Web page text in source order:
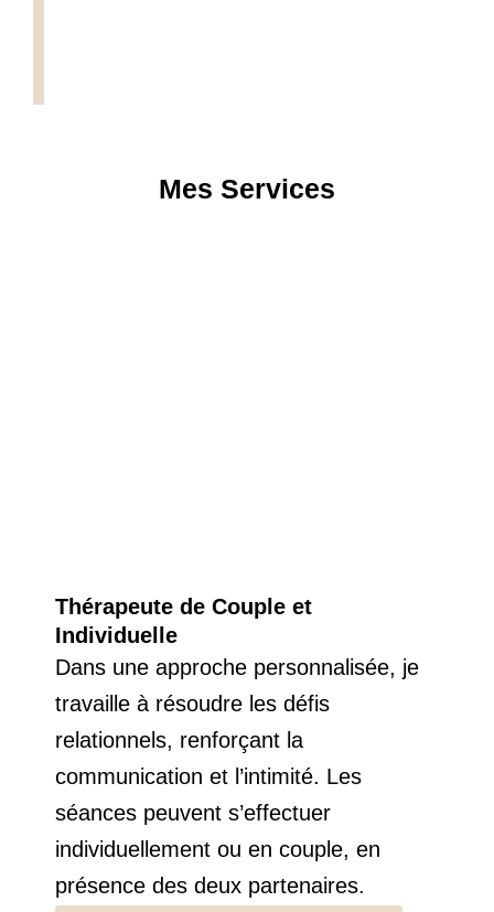
Mes Services
Thérapeute de Couple et
Individuelle
Dans une approche personnalisée, je
travaille à résoudre les défis
relationnels, renforçant la
communication et l’intimité. Les
séances peuvent s’effectuer
individuellement ou en couple, en
présence des deux partenaires.